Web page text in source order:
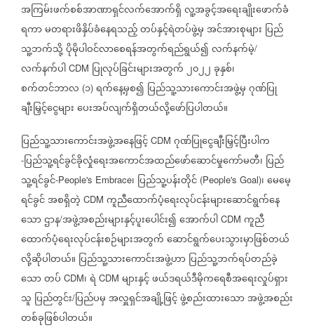
အကြမ်းဖက်စစ်အာဏာရှင်လက်အောက်ရှိလူ့အခွင့်အရေးချိုးဖောက်ခံ
ရကာမတရားဖိနှိပ်ခံနေရသည့်တပ်နှင့်ရဲတပ်ဖွဲ့မှအင်အားစုများ ပြည်
သူ့ဘက်သို့ပိုမိုပါဝင်လာစေရန်အတွက်ရည်ရွယ်၍လက်နက်မဲ့/
လက်နက်ပါ CDM ပြုလုပ်ခြင်းများအတွက်၂၀၂၂ခုနှစ်၊
စက်တင်ဘာလ (၁) ရက်နေ့မှစ၍ ပြည်သူ့သားကောင်းအဖွဲ့မှဂုဏ်ပြု
ချီးမြှင့်ငွေများပေးအပ်လျက်ရှိတယ်လို့ဖော်ပြပါတယ်။
ပြည်သူ့သားကောင်းအဖွဲ့အနေဖြင့် CDM ဂုဏ်ပြုငွေချီးမြှင့်ပြီးပါက
-ပြည်သူ့ရင်ခွင်ခိုလှုံရေးအကောင်အထည်ဖော်ဆောင်မှုကော်မတီ၊ ပြည်
သူ့ရင်ခွင်-People's Embrace၊ ပြည်သူ့ပန်းတိုင် (People's Goal)၊မေမေ့
ရင်ခွင်အစရှိတဲ့ CDM ကူညီထောက်ပံ့ရေးလုပ်ငန်းများဆောင်ရွက်နေ
သောဌာန/အဖွဲ့အစည်းများနှင့်ပူးပေါင်း၍အောက်ပါ CDM ကူညီ
ထောက်ပံ့ရေးလုပ်ငန်းစဉ်များအတွက်ဆောင်ရွက်ပေးသွားမှာဖြစ်တယ်
လို့ဆိုပါတယ်။ ပြည်သူ့သားကောင်းအဖွဲ့ဟာပြည်သူ့ဘက်ရပ်တည်ခဲ့
သောတပ် CDM၊ရဲ CDM များနှင့်ဖယ်ဒရယ်ဒီမိုကရေစီအရေးလှုပ်ရှား
သူ ပြည်တွင်း/ပြည်ပမှအလှူရှင်အချို့ဖြင့်ဖွဲ့စည်းထားသောအဖွဲ့အစည်း
တစ်ခုဖြစ်ပါတယ်။